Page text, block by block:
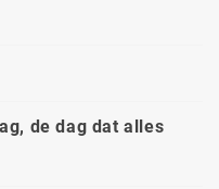
de dag dat alles